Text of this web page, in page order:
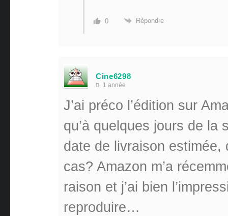
0 Répondre
Cine6298
1 année
J’ai préco l’édition sur
qu’à quelques jours de la
date de livraison estimée,
cas? Amazon m’a
raison et j’ai bien
reproduire…